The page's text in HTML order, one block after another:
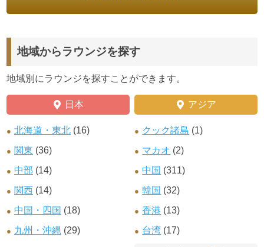
地域からラウンジを探す
地域別にラウンジを探すことができます。
日本
北海道・東北 (16)
関東 (36)
中部 (14)
関西 (14)
中国・四国 (18)
九州・沖縄 (29)
アジア
クック諸島 (1)
マカオ (2)
中国 (311)
韓国 (32)
香港 (13)
台湾 (17)